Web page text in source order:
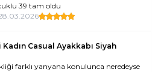
39 tam oldu
Kadın Casual Ayakkabı Siyah
farklı yanyana konulunca neredeyse